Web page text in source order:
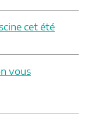
cet été
vous